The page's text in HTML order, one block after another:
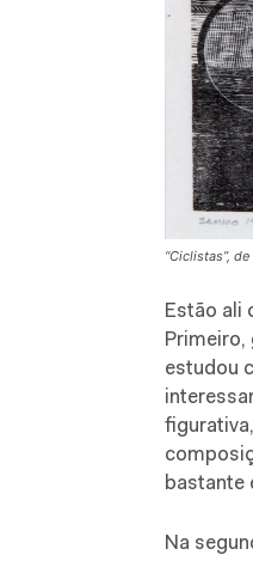
“Ciclistas”,
Estão ali
estudou
bastante
Na